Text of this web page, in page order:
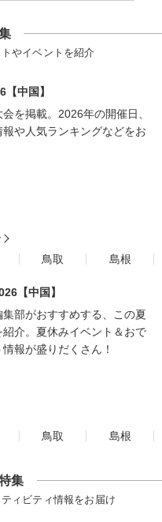
やイベントを紹介
中国】
を掲載。2026年の開催日、
や人気ランキングなどをお
鳥取 島根
【中国】
集部がおすすめする、この夏
介。夏休みイベント＆おで
報が盛りだくさん！
鳥取 島根
集
ィビティ情報をお届け